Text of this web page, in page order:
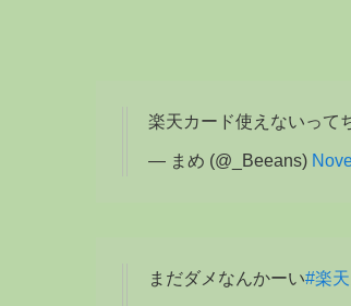
楽天カード使えないって
— まめ (@_Beeans)
まだダメなんかーい#楽